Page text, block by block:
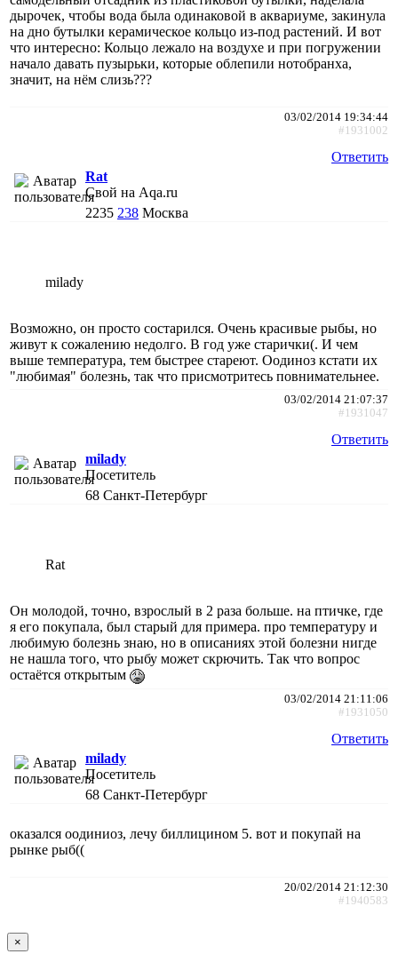
дырочек, чтобы вода была одинаковой в аквариуме, закинула
на дно бутылки керамическое кольцо из-под растений. И вот
что интересно: Кольцо лежало на воздухе и при погружении
начало давать пузырьки, которые облепили нотобранха,
значит, на нём слизь???
03/02/2014 19:34:44
#1931002
Ответить
Rat
Свой на Aqa.ru
2235 238 Москва
milady
Возможно, он просто состарился. Очень красивые рыбы, но
живут к сожалению недолго. В год уже старички(. И чем
выше температура, тем быстрее стареют. Оодиноз кстати их
"любимая" болезнь, так что присмотритесь повнимательнее.
03/02/2014 21:07:37
#1931047
Ответить
milady
Посетитель
68 Санкт-Петербург
Rat
Он молодой, точно, взрослый в 2 раза больше. на птичке, где
я его покупала, был старый для примера. про температуру и
любимую болезнь знаю, но в описаниях этой болезни нигде
не нашла того, что рыбу может скрючить. Так что вопрос
остаётся открытым
03/02/2014 21:11:06
#1931050
Ответить
milady
Посетитель
68 Санкт-Петербург
оказался оодиниоз, лечу биллицином 5. вот и покупай на
рынке рыб((
20/02/2014 21:12:30
#1940583
×